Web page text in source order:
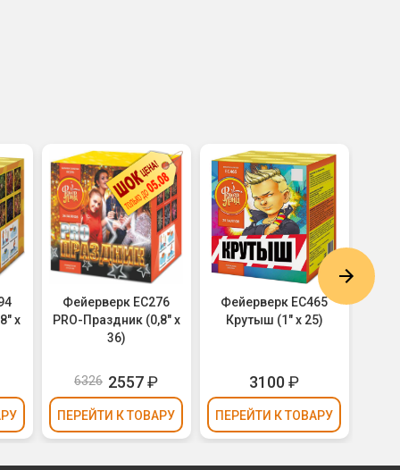
х
Фейерверк ЕС276
PRO-Праздник (0,8" х
36)
6326 2557₽
ПЕРЕЙТИ К ТОВАРУ
Фейерверк ЕС465
Крутыш (1" х 25)
3100₽
ПЕРЕЙТИ К ТОВАРУ